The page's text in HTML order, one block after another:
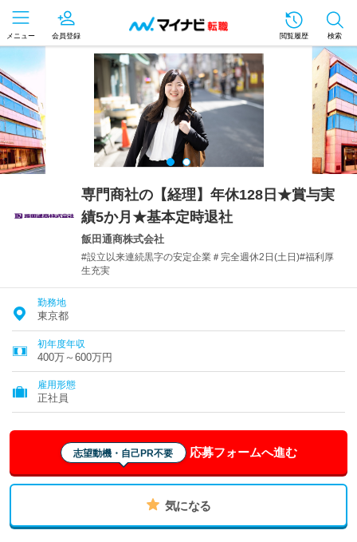
メニュー 会員登録 閲覧履歴 検索
専門商社の【経理】年休128日★賞与実
績5か月★基本定時退社
飯田通商株式会社
#設立以来連続黒字の安定企業＃完全週休2日(土日)#福利厚
生充実
勤務地
東京都
初年度年収
400万～600万円
雇用形態
正社員
志望動機・自己PR不要 応募フォームへ進む
気になる